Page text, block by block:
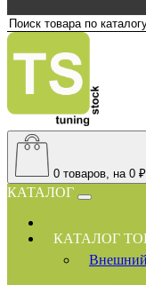
0 товаров, на 0 ₽
КАТАЛОГ
КАТАЛОГ